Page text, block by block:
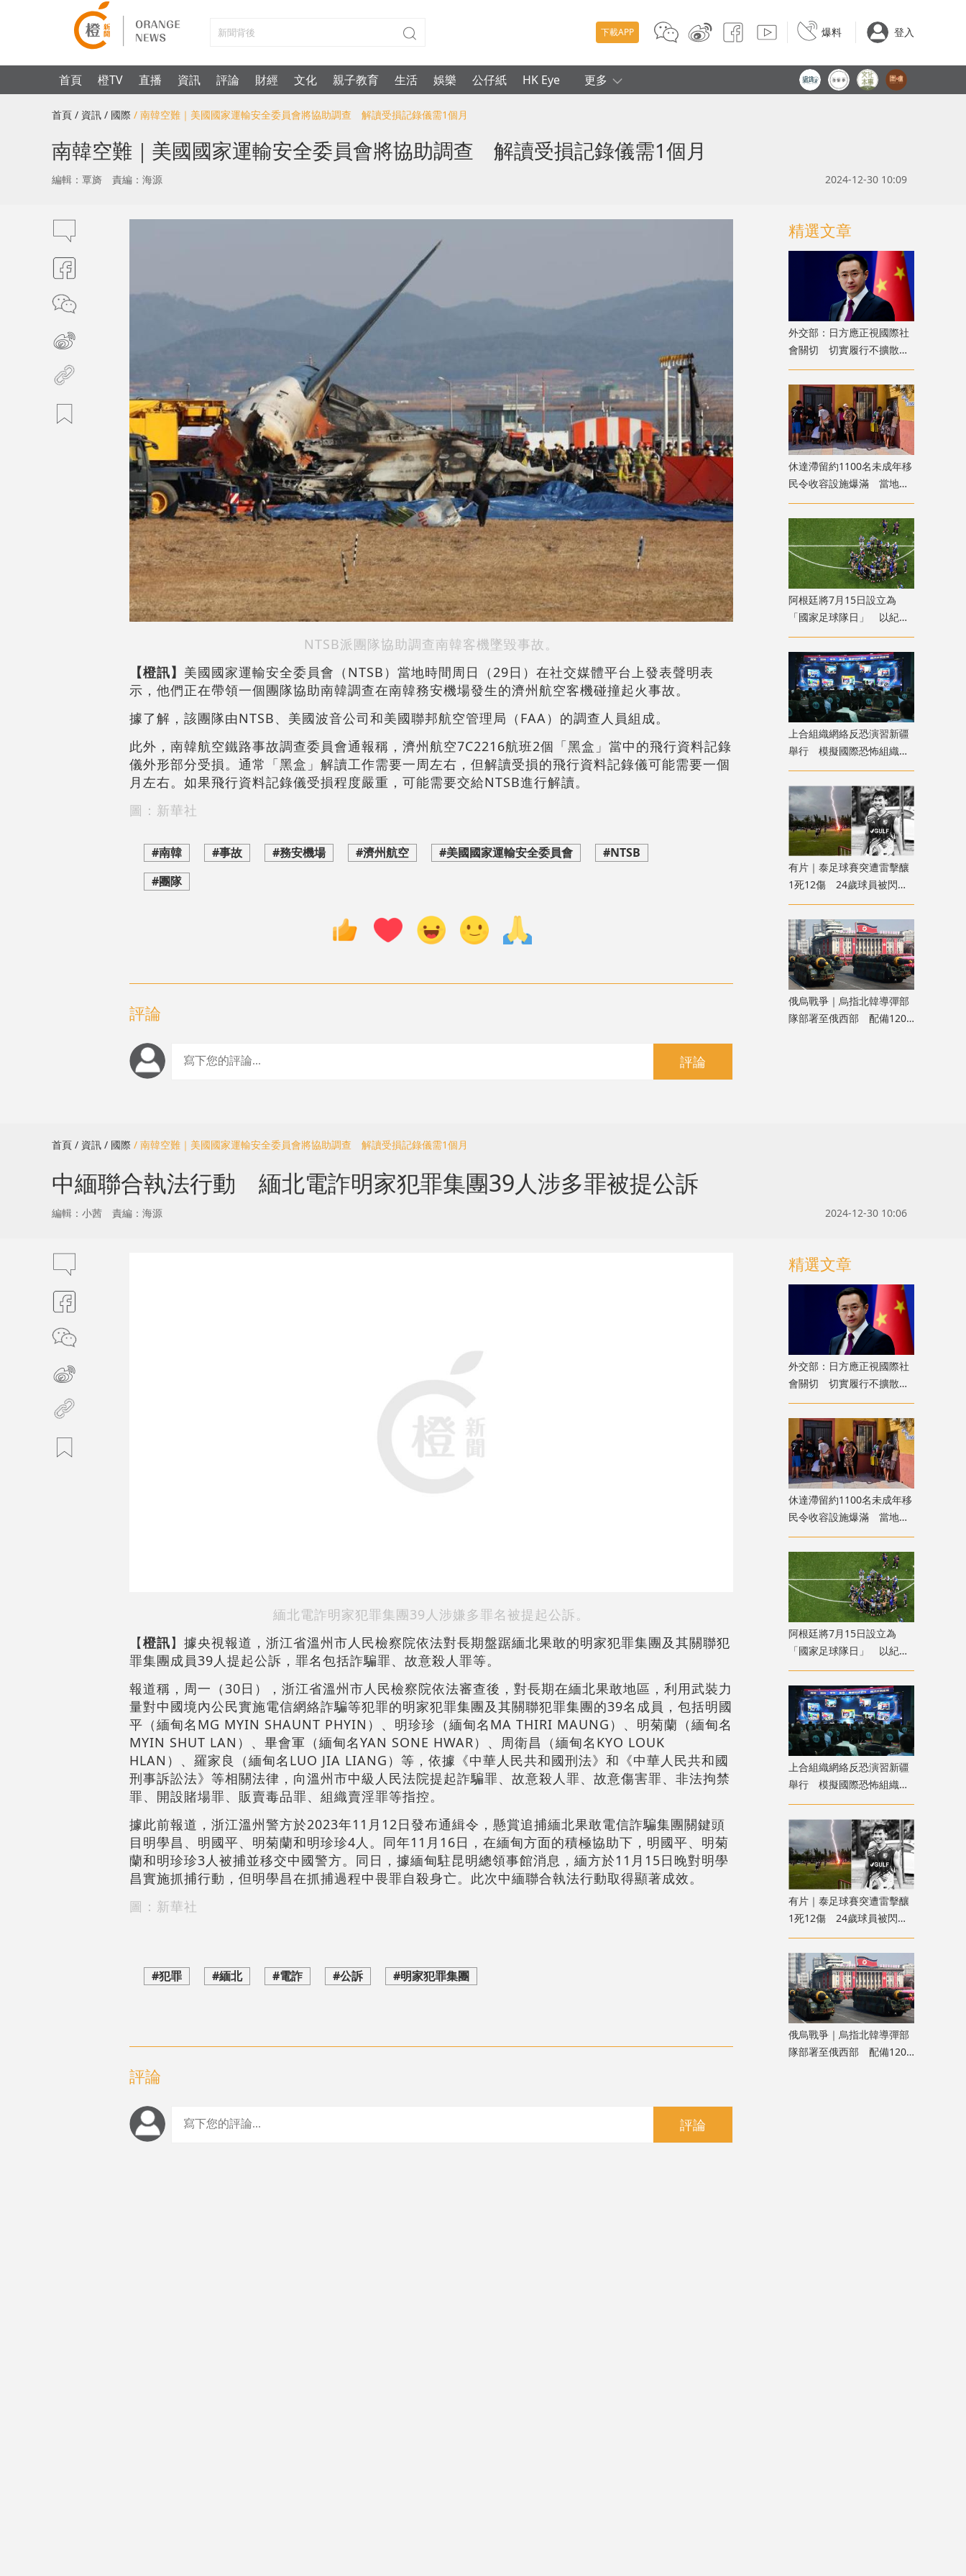
下載APP 爆料 登入
首頁 橙TV 直播 資訊 評論 財經 文化 親子教育 生活 娛樂 公仔紙 HK Eye 更多
首頁 / 資訊 / 國際 / 南韓空難｜美國國家運輸安全委員會將協助調查 解讀受損記錄儀需1個月
南韓空難｜美國國家運輸安全委員會將協助調查 解讀受損記錄儀需1個月
編輯：覃旖 責編：海源 2024-12-30 10:09
NTSB派團隊協助調查南韓客機墜毀事故。
【橙訊】 美國國家運輸安全委員會（NTSB）當地時間周日（29日）在社交媒體平台上發表聲明表
示，他們正在帶領一個團隊協助南韓調查在南韓務安機場發生的濟州航空客機碰撞起火事故。
據了解，該團隊由NTSB、美國波音公司和美國聯邦航空管理局（FAA）的調查人員組成。
此外，南韓航空鐵路事故調查委員會通報稱，濟州航空7C2216航班2個「黑盒」當中的飛行資料記錄
儀外形部分受損。通常「黑盒」解讀工作需要一周左右，但解讀受損的飛行資料記錄儀可能需要一個
月左右。如果飛行資料記錄儀受損程度嚴重，可能需要交給NTSB進行解讀。
圖：新華社
#南韓 #事故 #務安機場 #濟州航空 #美國國家運輸安全委員會
#NTSB
#團隊
評論
評論
精選文章
外交部：日方應正視國際社
會關切 切實履行不擴散核
武器的國際法義務
​休達滯留約1100名未成年移
民令收容設施爆滿 當地冀
移送西班牙本土
​阿根廷將7月15日設立為
「國家足球隊日」 以紀念
世盃挫英格蘭
上合組織網絡反恐演習新疆
舉行 模擬國際恐怖組織策
劃實施恐襲等情形
有片｜泰足球賽突遭雷擊釀
1死12傷 24歲球員被閃電
劈中亡
俄烏戰爭｜烏指北韓導彈部
隊部署至俄西部 配備120
首頁 / 資訊 / 國際 / 南韓空難｜美國國家運輸安全委員會將協助調查 解讀受損記錄儀需1個月
中緬聯合執法行動 緬北電詐明家犯罪集團39人涉多罪被提公訴
編輯：小茜 責編：海源 2024-12-30 10:06
緬北電詐明家犯罪集團39人涉嫌多罪名被提起公訴。
【橙訊】據央視報道，浙江省溫州市人民檢察院依法對長期盤踞緬北果敢的明家犯罪集團及其關聯犯
罪集團成員39人提起公訴，罪名包括詐騙罪、故意殺人罪等。
報道稱，周一（30日），浙江省溫州市人民檢察院依法審查後，對長期在緬北果敢地區，利用武裝力
量對中國境內公民實施電信網絡詐騙等犯罪的明家犯罪集團及其關聯犯罪集團的39名成員，包括明國
平（緬甸名MG MYIN SHAUNT PHYIN）、明珍珍（緬甸名MA THIRI MAUNG）、明菊蘭（緬甸名
MYIN SHUT LAN）、畢會軍（緬甸名YAN SONE HWAR）、周衛昌（緬甸名KYO LOUK
HLAN）、羅家良（緬甸名LUO JIA LIANG）等，依據《中華人民共和國刑法》和《中華人民共和國
刑事訴訟法》等相關法律，向溫州市中級人民法院提起詐騙罪、故意殺人罪、故意傷害罪、非法拘禁
罪、開設賭場罪、販賣毒品罪、組織賣淫罪等指控。
據此前報道，浙江溫州警方於2023年11月12日發布通緝令，懸賞追捕緬北果敢電信詐騙集團關鍵頭
目明學昌、明國平、明菊蘭和明珍珍4人。同年11月16日，在緬甸方面的積極協助下，明國平、明菊
蘭和明珍珍3人被捕並移交中國警方。同日，據緬甸駐昆明總領事館消息，緬方於11月15日晚對明學
昌實施抓捕行動，但明學昌在抓捕過程中畏罪自殺身亡。此次中緬聯合執法行動取得顯著成效。
圖：新華社
#犯罪 #緬北 #電詐 #公訴 #明家犯罪集團
評論
評論
精選文章
外交部：日方應正視國際社
會關切 切實履行不擴散核
武器的國際法義務
​休達滯留約1100名未成年移
民令收容設施爆滿 當地冀
移送西班牙本土
​阿根廷將7月15日設立為
「國家足球隊日」 以紀念
世盃挫英格蘭
上合組織網絡反恐演習新疆
舉行 模擬國際恐怖組織策
劃實施恐襲等情形
有片｜泰足球賽突遭雷擊釀
1死12傷 24歲球員被閃電
劈中亡
俄烏戰爭｜烏指北韓導彈部
隊部署至俄西部 配備120